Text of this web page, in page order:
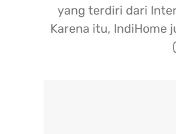
yang terdiri dari
Karena itu, IndiHome